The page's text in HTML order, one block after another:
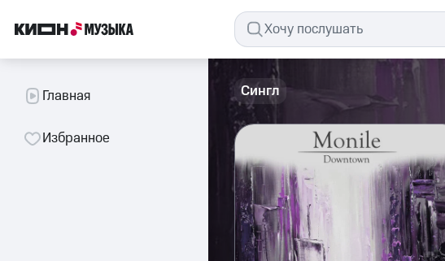
Главная
Избранное
Сингл